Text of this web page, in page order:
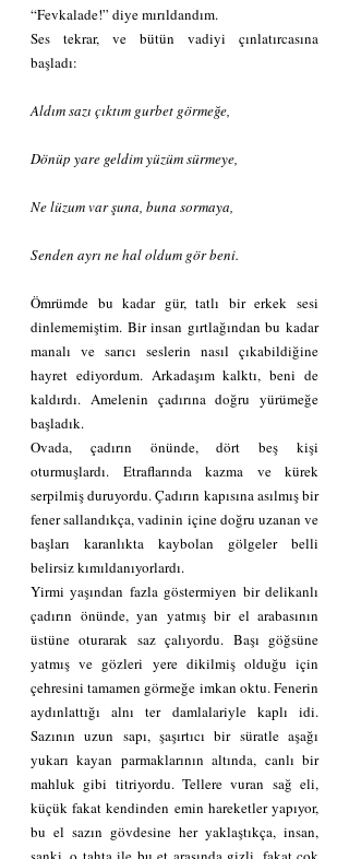
“Fevkalade!” diye mırıldandım.
Ses tekrar, ve bütün vadiyi çınlatırcasına
başladı:
Aldım sazı çıktım gurbet görmeğe,
Dönüp yare geldim yüzüm sürmeye,
Ne lüzum var şuna, buna sormaya,
Senden ayrı ne hal oldum gör beni.
Ömrümde bu kadar gür, tatlı bir erkek sesi
dinlememiştim. Bir insan gırtlağından bu kadar
manalı ve sarıcı seslerin nasıl çıkabildiğine
hayret ediyordum. Arkadaşım kalktı, beni de
kaldırdı. Amelenin çadırına doğru yürümeğe
başladık.
Ovada, çadırın önünde, dört beş kişi
oturmuşlardı. Etraflarında kazma ve kürek
serpilmiş duruyordu. Çadırın kapısına asılmış bir
fener sallandıkça, vadinin içine doğru uzanan ve
başları karanlıkta kaybolan gölgeler belli
belirsiz kımıldanıyorlardı.
Yirmi yaşından fazla göstermiyen bir delikanlı
çadırın önünde, yan yatmış bir el arabasının
üstüne oturarak saz çalıyordu. Başı göğsüne
yatmış ve gözleri yere dikilmiş olduğu için
çehresini tamamen görmeğe imkan oktu. Fenerin
aydınlattığı alnı ter damlalariyle kaplı idi.
Sazının uzun sapı, şaşırtıcı bir süratle aşağı
yukarı kayan parmaklarının altında, canlı bir
mahluk gibi titriyordu. Tellere vuran sağ eli,
küçük fakat kendinden emin hareketler yapıyor,
bu el sazın gövdesine her yaklaştıkça, insan,